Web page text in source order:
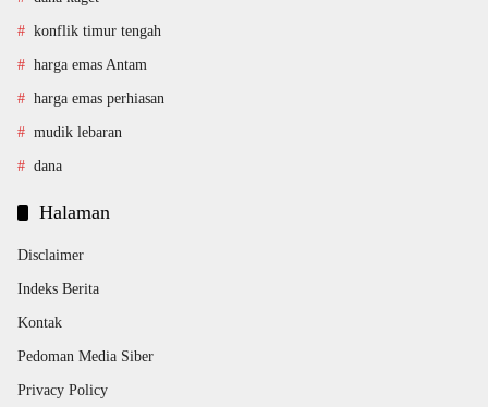
konflik timur tengah
harga emas Antam
harga emas perhiasan
mudik lebaran
dana
Halaman
Disclaimer
Indeks Berita
Kontak
Pedoman Media Siber
Privacy Policy